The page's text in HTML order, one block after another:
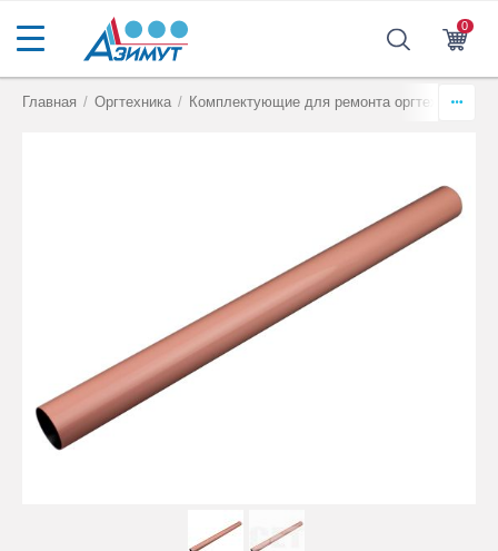
0
Главная / Оргтехника / Комплектующие для ремонта оргтехники